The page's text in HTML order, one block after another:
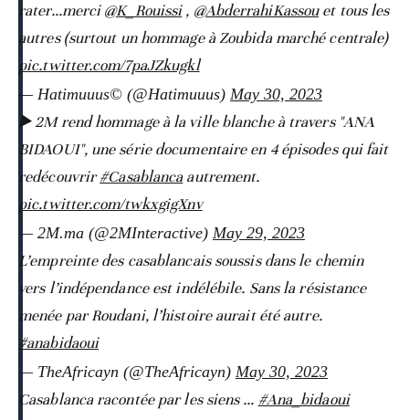
rater…merci@K_Rouissi, @AbderrahiKassouet tous les
autres (surtout un hommage à Zoubida marché centrale)
pic.twitter.com/7paJZkugkl
— Hatimuuus© (@Hatimuuus) May 30, 2023
▶️ 2M rend hommage à la ville blanche à travers "ANA
BIDAOUI", une série documentaire en 4 épisodes qui fait
redécouvrir#Casablancaautrement.
pic.twitter.com/twkxgigXnv
— 2M.ma (@2MInteractive) May 29, 2023
L’empreinte des casablancais soussis dans le chemin
vers l’indépendance est indélébile. Sans la résistance
menée par Roudani, l’histoire aurait été autre.
#anabidaoui
— TheAfricayn (@TheAfricayn) May 30, 2023
Casablanca racontée par les siens … #Ana_bidaoui